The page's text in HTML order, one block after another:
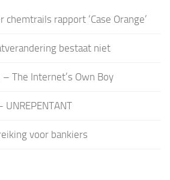
chemtrails rapport ‘Case Orange’
bestaat niet
The Internet’s Own Boy
voor bankiers